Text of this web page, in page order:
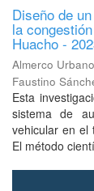
Diseño de
la
Huacho -
Almerco
Faustino
Esta
sistema de
vehicular en el
El método